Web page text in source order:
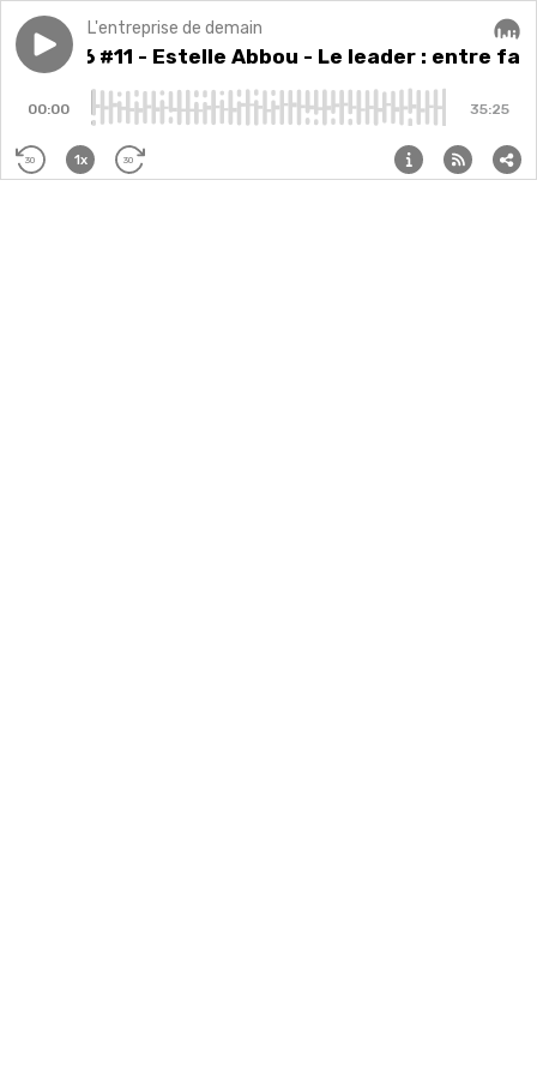
Play episode Saison 6 #11 - Estelle Abbou - Le leader : entre faire
L'entreprise de demain
Saison 6 #11 - Estelle Abbou - Le leader : entre
00:00 35:25
30 1x 30